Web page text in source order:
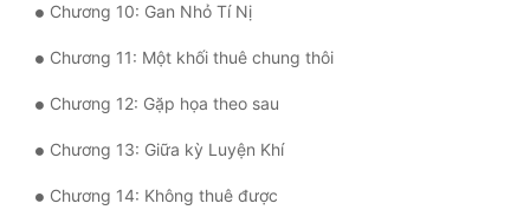
Phong Thủy - Tâm Linh
Phương Tây
Phản Phái
Quan Trường
Quân Sự
Chương 10: Gan Nhỏ Tí Nị
Chương 11: Một khối thuê chung thôi
Chương 12: Gặp họa theo sau
Chương 13: Giữa kỳ Luyện Khí
Chương 14: Không thuê được